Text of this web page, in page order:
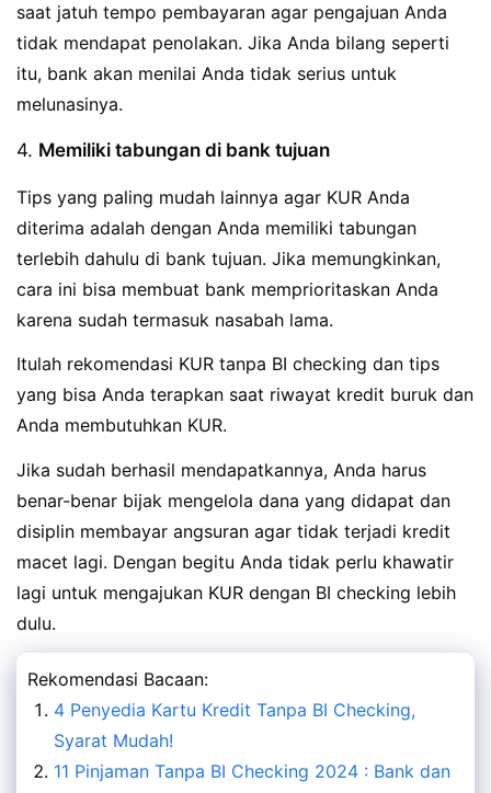
saat jatuh tempo pembayaran agar pengajuan Anda
tidak mendapat penolakan. Jika Anda bilang seperti
itu, bank akan menilai Anda tidak serius untuk
melunasinya.
4. Memiliki tabungan di bank tujuan
Tips yang paling mudah lainnya agar KUR Anda
diterima adalah dengan Anda memiliki tabungan
terlebih dahulu di bank tujuan. Jika memungkinkan,
cara ini bisa membuat bank memprioritaskan Anda
karena sudah termasuk nasabah lama.
Itulah rekomendasi KUR tanpa BI checking dan tips
yang bisa Anda terapkan saat riwayat kredit buruk dan
Anda membutuhkan KUR.
Jika sudah berhasil mendapatkannya, Anda harus
benar-benar bijak mengelola dana yang didapat dan
disiplin membayar angsuran agar tidak terjadi kredit
macet lagi. Dengan begitu Anda tidak perlu khawatir
lagi untuk mengajukan KUR dengan BI checking lebih
dulu.
Rekomendasi Bacaan:
4 Penyedia Kartu Kredit Tanpa BI Checking,
Syarat Mudah!
11 Pinjaman Tanpa BI Checking 2024 : Bank dan